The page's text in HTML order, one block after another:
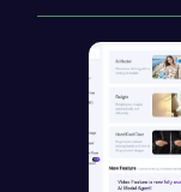
генерация